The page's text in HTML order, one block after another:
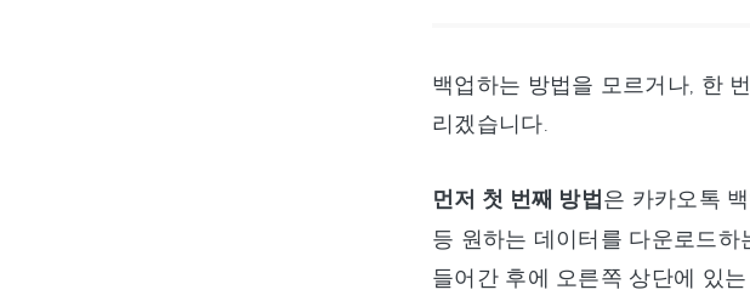
백업하는 방법을 모르거나, 한
리겠습니다.
먼저 첫 번째 방법은 카카오톡
등 원하는 데이터를 다운로드
들어간 후에 오른쪽 상단에 있